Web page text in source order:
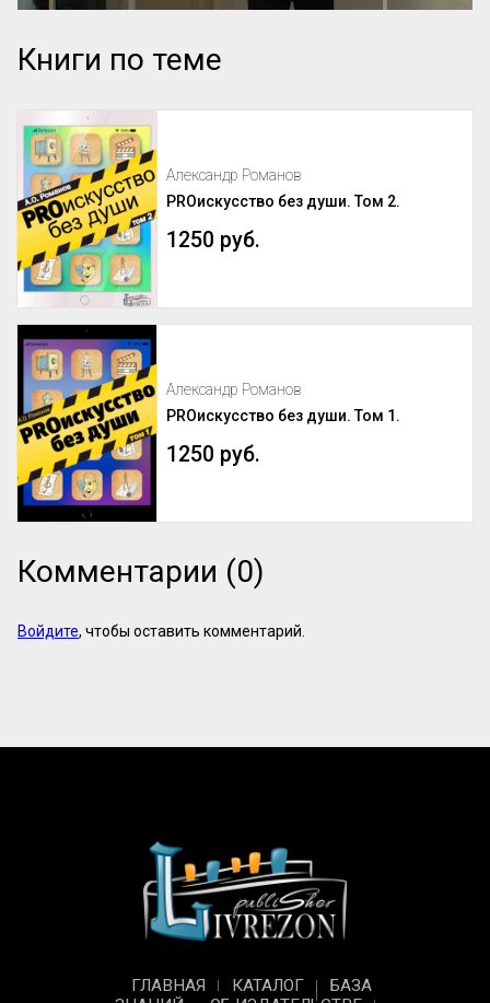
Книги по теме
Александр Романов
PROискусство без души. Том 2.
1250 руб.
Александр Романов
PROискусство без души. Том 1.
1250 руб.
Комментарии (0)
Войдите, чтобы оставить комментарий.
ГЛАВНАЯ КАТАЛОГ
БАЗА